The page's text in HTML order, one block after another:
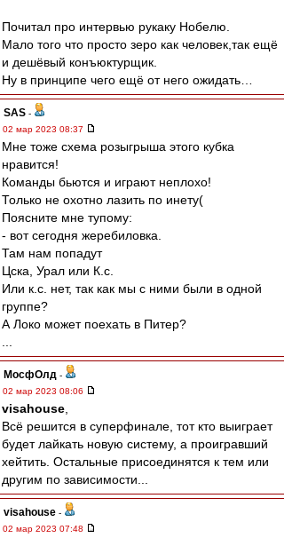
Почитал про интервью рукаку Нобелю.
Мало того что просто зеро как человек,так ещё
и дешёвый конъюктурщик.
Ну в принципе чего ещё от него ожидать…
SAS -
02 мар 2023 08:37
Мне тоже схема розыгрыша этого кубка
нравится!
Команды бьются и играют неплохо!
Только не охотно лазить по инету(
Поясните мне тупому:
- вот сегодня жеребиловка.
Там нам попадут
Цска, Урал или К.с.
Или к.с. нет, так как мы с ними были в одной
группе?
А Локо может поехать в Питер?
МосфОлд -
02 мар 2023 08:06
visahouse
Всё решится в суперфинале, тот кто выиграет
будет лайкать новую систему, а проигравший
хейтить. Остальные присоединятся к тем или
другим по зависимости...
visahouse -
02 мар 2023 07:48